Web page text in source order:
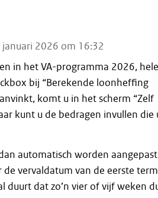
januari 2026 om 16:32
in het VA-programma 2026,
bij “Berekende loonheffing
komt u in het scherm “Zelf
kunt u de bedragen invullen die
automatisch worden
vervaldatum van de eerste
duurt dat zo’n vier of vijf weken